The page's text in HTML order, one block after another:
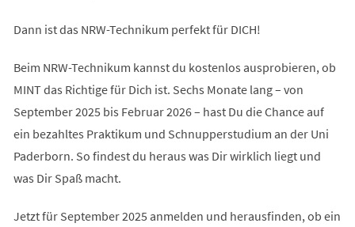
Dann ist das NRW-Technikum perfekt für DICH!
Beim NRW-Technikum kannst du kostenlos ausprobieren, ob
MINT das Richtige für Dich ist. Sechs Monate lang – von
September 2025 bis Februar 2026 – hast Du die Chance auf
ein bezahltes Praktikum und Schnupperstudium an der Uni
Paderborn. So findest du heraus was Dir wirklich liegt und
was Dir Spaß macht.
Jetzt für September 2025 anmelden und herausfinden, ob ein